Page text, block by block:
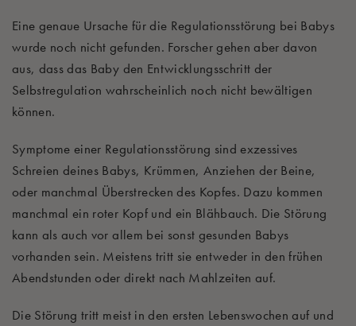
Eine genaue Ursache für die Regulationsstörung bei Babys
wurde noch nicht gefunden. Forscher gehen aber davon
aus, dass das Baby den Entwicklungsschritt der
Selbstregulation wahrscheinlich noch nicht bewältigen
können.
Symptome einer Regulationsstörung sind exzessives
Schreien deines Babys, Krümmen, Anziehen der Beine,
oder manchmal Überstrecken des Kopfes. Dazu kommen
manchmal ein roter Kopf und ein Blähbauch. Die Störung
kann als auch vor allem bei sonst gesunden Babys
vorhanden sein. Meistens tritt sie entweder in den frühen
Abendstunden oder direkt nach Mahlzeiten auf.
Die Störung tritt meist in den ersten Lebenswochen auf und